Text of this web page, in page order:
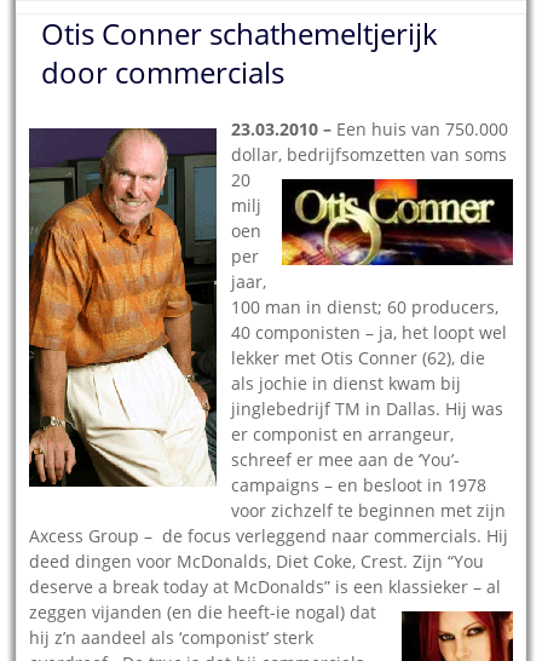
Otis Conner schathemeltjerijk
door commercials
23.03.2010 – Een huis van 750.000
dollar, bedrijfsomzetten van soms
20
milj
oen
per
jaar,
100 man in dienst; 60 producers,
40 componisten – ja, het loopt wel
lekker met Otis Conner (62), die
als jochie in dienst kwam bij
jinglebedrijf TM in Dallas. Hij was
er componist en arrangeur,
schreef er mee aan de ‘You’-
campaigns – en besloot in 1978
voor zichzelf te beginnen met zijn
Axcess Group – de focus verleggend naar commercials. Hij
deed dingen voor McDonalds, Diet Coke, Crest. Zijn “You
deserve a break today at McDonalds” is een klassieker – al
zeggen vijanden (en die heeft-ie nogal) dat
hij z’n aandeel als ‘componist’ sterk